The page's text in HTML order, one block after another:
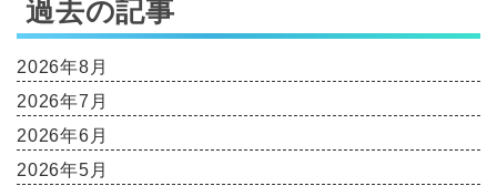
過去の記事
2026年8月
2026年7月
2026年6月
2026年5月